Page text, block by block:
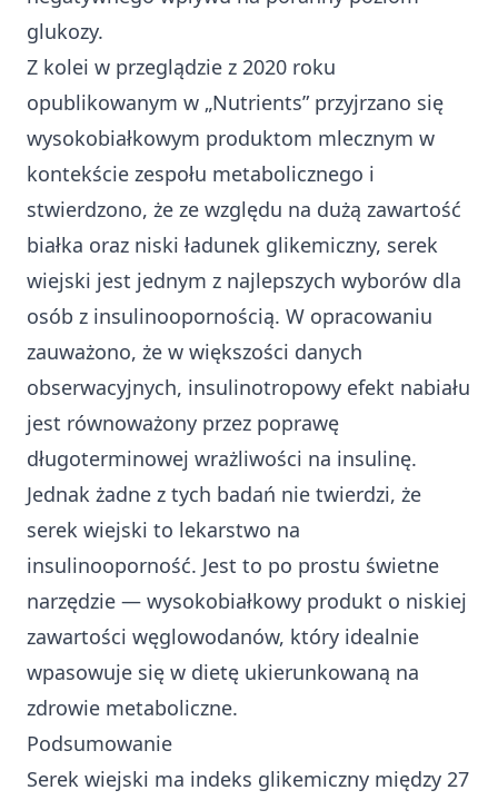
glukozy.
Z kolei w przeglądzie z 2020 roku
opublikowanym w „Nutrients” przyjrzano się
wysokobiałkowym produktom mlecznym w
kontekście zespołu metabolicznego i
stwierdzono, że ze względu na dużą zawartość
białka oraz niski ładunek glikemiczny, serek
wiejski jest jednym z najlepszych wyborów dla
osób z insulinoopornością. W opracowaniu
zauważono, że w większości danych
obserwacyjnych, insulinotropowy efekt nabiału
jest równoważony przez poprawę
długoterminowej wrażliwości na insulinę.
Jednak żadne z tych badań nie twierdzi, że
serek wiejski to lekarstwo na
insulinooporność. Jest to po prostu świetne
narzędzie — wysokobiałkowy produkt o niskiej
zawartości węglowodanów, który idealnie
wpasowuje się w dietę ukierunkowaną na
zdrowie metaboliczne.
Podsumowanie
Serek wiejski ma indeks glikemiczny między 27